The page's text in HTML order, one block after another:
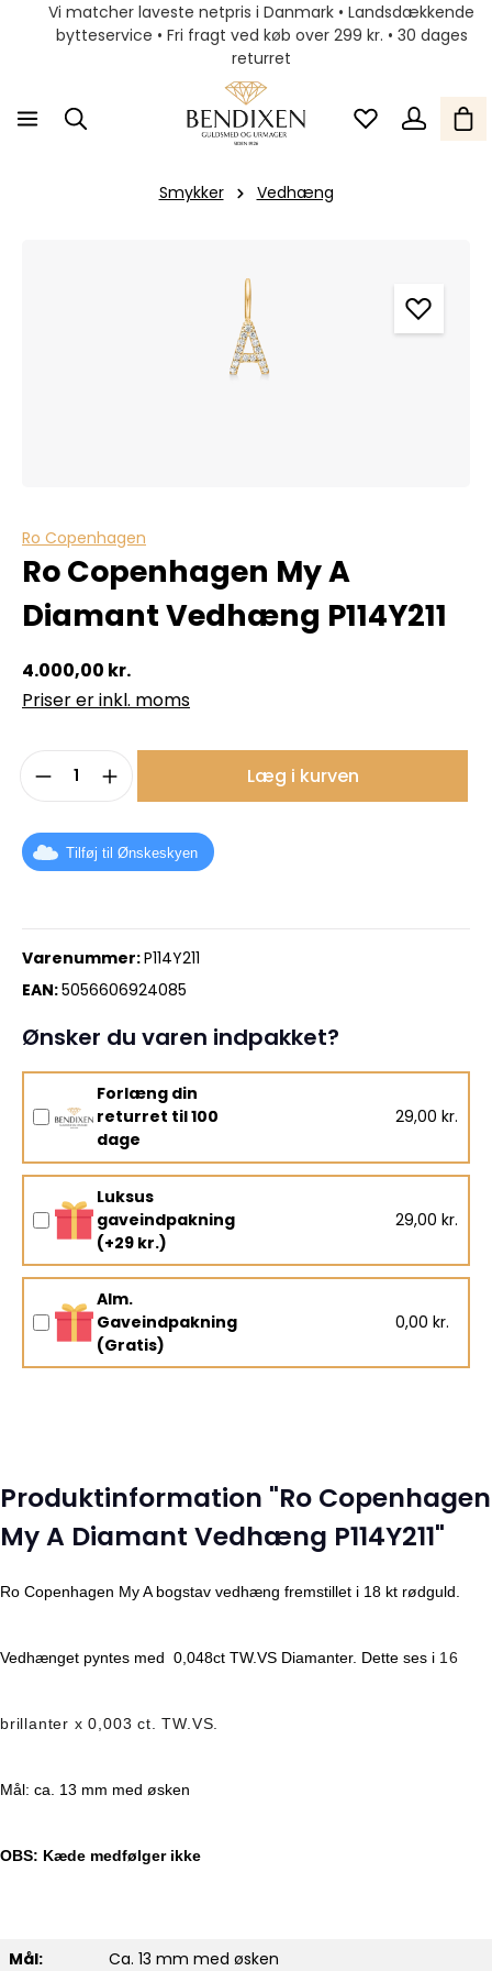
Vi matcher laveste netpris i Danmark • Landsdækkende
bytteservice • Fri fragt ved køb over 299 kr. • 30 dages
returret
Smykker Vedhæng
Ro Copenhagen
Ro Copenhagen My A
Diamant Vedhæng P114Y211
4.000,00 kr.
Priser er inkl. moms
Produktmængde: Indtast det
Læg i kurven
Tilføj til Ønskeskyen
Varenummer:P114Y211
EAN:5056606924085
Ønsker du varen indpakket?
Forlæng din
returret til 100
dage
29,00 kr.
Luksus
gaveindpakning
(+29 kr.)
29,00 kr.
Alm.
Gaveindpakning
(Gratis)
0,00 kr.
Produktinformation "Ro Copenhagen
My A Diamant Vedhæng P114Y211"
Ro Copenhagen My A bogstav vedhæng fremstillet i 18 kt rødguld.
Vedhænget pyntes med 0,048ct TW.VS Diamanter. Dette ses i 16
brillanter x 0,003 ct. TW.VS.
Mål: ca. 13 mm med øsken
OBS: Kæde medfølger ikke
Mål: Ca. 13 mm med øsken